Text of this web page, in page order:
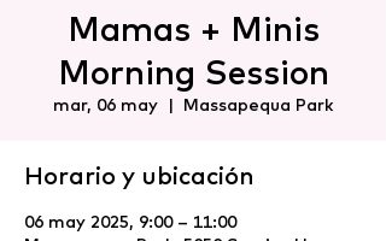
Mamas + Minis
Morning Session
mar, 06 may
  |
Massapequa Park
Horario y ubicación
06 may 2025, 9:00 – 11:00